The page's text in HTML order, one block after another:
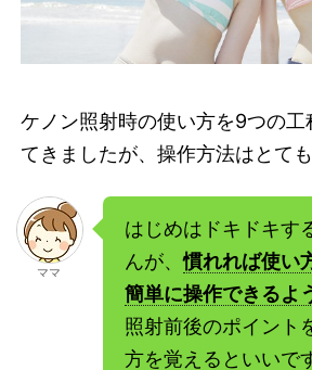
ケノン照射時の使い方を9つの工
てきましたが、操作方法はとても
ママ
はじめはドキドキす
んが、慣れれば使い
簡単に操作できるよ
照射前後のポイント
方を覚えるといいで